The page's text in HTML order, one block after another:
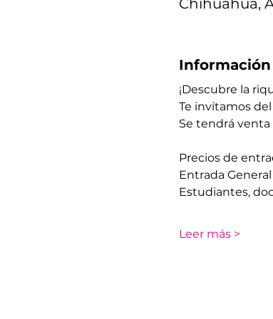
¡Descubre la
Te invitamos del
Se tendrá
Precios de
Entrada General
Estudiantes,
Leer más >